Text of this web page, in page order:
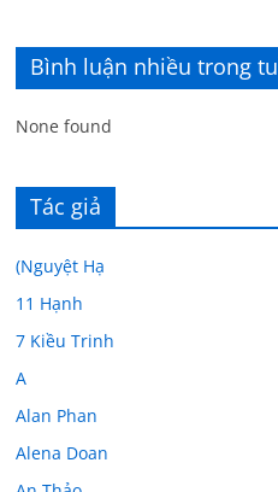
Bình luận nhiều trong
None found
Tác giả
(Nguyệt Hạ
11 Hạnh
7 Kiều Trinh
A
Alan Phan
Alena Doan